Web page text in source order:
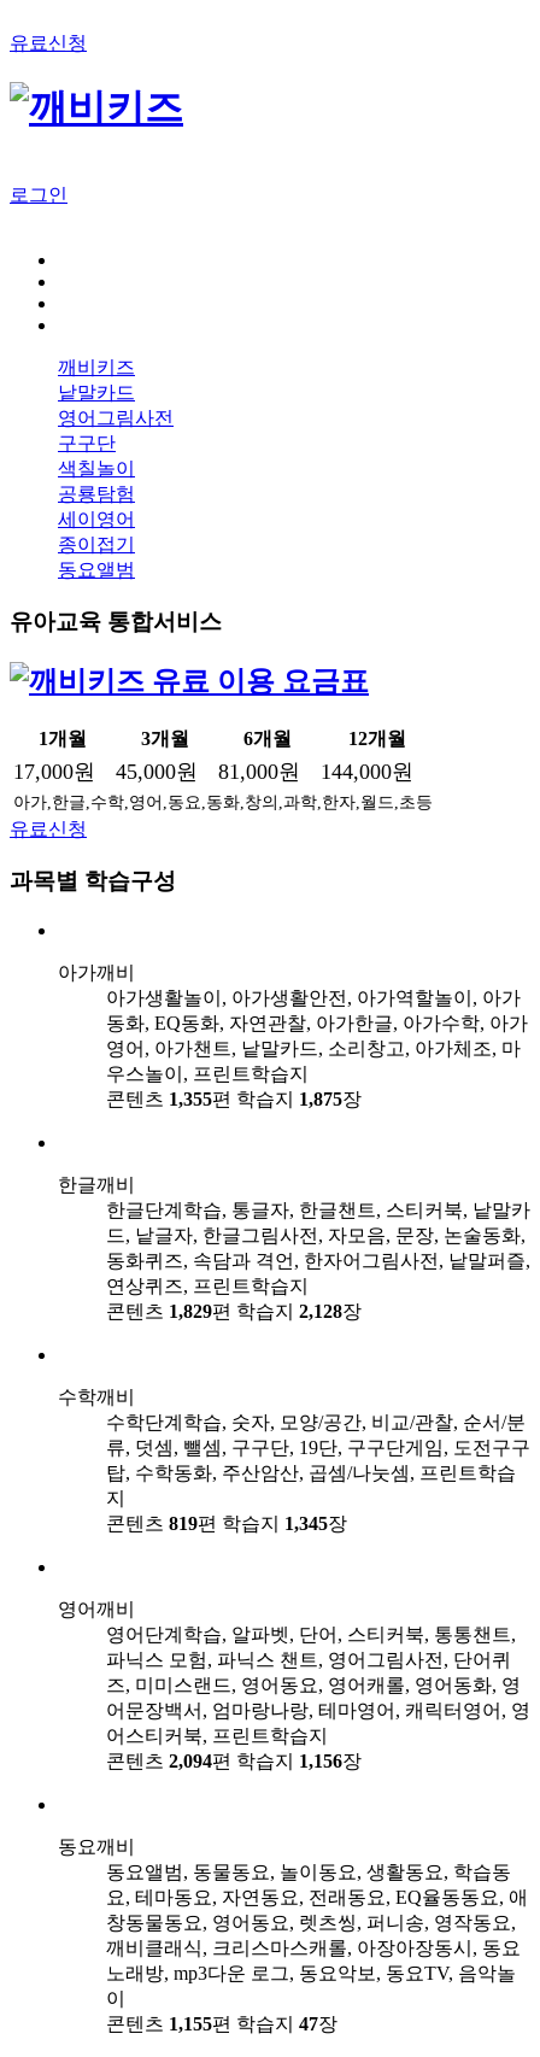
유료신청
로그인
깨비키즈
낱말카드
영어그림사전
구구단
색칠놀이
공룡탐험
세이영어
종이접기
동요앨범
유아교육 통합서비스
1개월 3개월 6개월 12개월
17,000원 45,000원 81,000원 144,000원
아가,한글,수학,영어,동요,동화,창의,과학,한자,월드,초등
유료신청
과목별 학습구성
아가깨비
아가생활놀이, 아가생활안전, 아가역할놀이, 아가
동화, EQ동화, 자연관찰, 아가한글, 아가수학, 아가
영어, 아가챈트, 낱말카드, 소리창고, 아가체조, 마
우스놀이, 프린트학습지
콘텐츠 1,355편 학습지 1,875장
한글깨비
한글단계학습, 통글자, 한글챈트, 스티커북, 낱말카
드, 낱글자, 한글그림사전, 자모음, 문장, 논술동화,
동화퀴즈, 속담과 격언, 한자어그림사전, 낱말퍼즐,
연상퀴즈, 프린트학습지
콘텐츠 1,829편 학습지 2,128장
수학깨비
수학단계학습, 숫자, 모양/공간, 비교/관찰, 순서/분
류, 덧셈, 뺄셈, 구구단, 19단, 구구단게임, 도전구구
탑, 수학동화, 주산암산, 곱셈/나눗셈, 프린트학습
지
콘텐츠 819편 학습지 1,345장
영어깨비
영어단계학습, 알파벳, 단어, 스티커북, 통통챈트,
파닉스 모험, 파닉스 챈트, 영어그림사전, 단어퀴
즈, 미미스랜드, 영어동요, 영어캐롤, 영어동화, 영
어문장백서, 엄마랑나랑, 테마영어, 캐릭터영어, 영
어스티커북, 프린트학습지
콘텐츠 2,094편 학습지 1,156장
동요깨비
동요앨범, 동물동요, 놀이동요, 생활동요, 학습동
요, 테마동요, 자연동요, 전래동요, EQ율동동요, 애
창동물동요, 영어동요, 렛츠씽, 퍼니송, 영작동요,
깨비클래식, 크리스마스캐롤, 아장아장동시, 동요
노래방, mp3다운 로그, 동요악보, 동요TV, 음악놀
이
콘텐츠 1,155편 학습지 47장